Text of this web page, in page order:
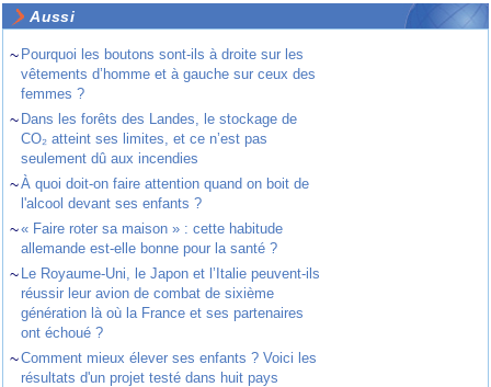
Aussi
~ Pourquoi les boutons sont-ils à droite sur les
vêtements d’homme et à gauche sur ceux des
femmes ?
~ Dans les forêts des Landes, le stockage de
CO₂ atteint ses limites, et ce n’est pas
seulement dû aux incendies
~À quoi doit-on faire attention quand on boit de
l'alcool devant ses enfants ?
~« Faire roter sa maison » : cette habitude
allemande est-elle bonne pour la santé ?
~ Le Royaume-Uni, le Japon et l’Italie peuvent-ils
réussir leur avion de combat de sixième
génération là où la France et ses partenaires
ont échoué ?
~Comment mieux élever ses enfants ? Voici les
résultats d'un projet testé dans huit pays